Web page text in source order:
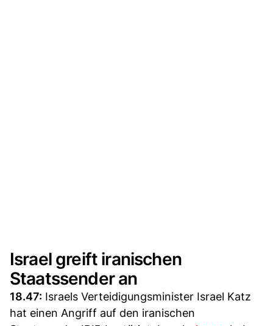
Israel greift iranischen
Staatssender an
18.47: Israels Verteidigungsminister Israel Katz
hat einen Angriff auf den iranischen